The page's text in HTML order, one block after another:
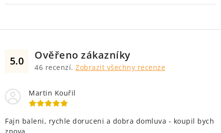
5.0 Ověřeno zákazníky
46 recenzí. Zobrazit všechny recenze
Martin Kouřil
Fajn baleni, rychle doruceni a dobra domluva - koupil bych